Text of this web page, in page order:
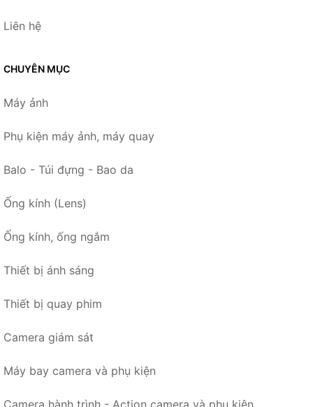
Liên hệ
CHUYÊN MỤC
Máy ảnh
Phụ kiện máy ảnh, máy quay
Balo - Túi đựng - Bao da
Ống kính (Lens)
Ống kính, ống ngắm
Thiết bị ánh sáng
Thiết bị quay phim
Camera giám sát
Máy bay camera và phụ kiện
Camera hành trình - Action camera và phụ kiện